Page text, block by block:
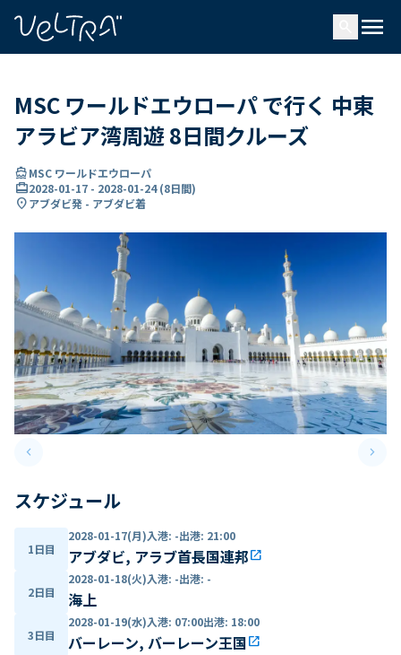
menu
MSC ワールドエウローパ で行く 中東
アラビア湾周遊 8日間クルーズ
directions_boatMSC ワールドエウローパ
card_travel2028-01-17 - 2028-01-24(8日間)
location_onアブダビ発 - アブダビ着
keyboard_arrow_leftPrevious slide keyboard_arrow_right
スケジュール
1日目
2028-01-17(月)入港: -出港: 21:00
アブダビ, アラブ首長国連邦open_in_new
2日目
2028-01-18(火)入港: -出港: -
海上
3日目
2028-01-19(水)入港: 07:00出港: 18:00
バーレーン, バーレーン王国open_in_new